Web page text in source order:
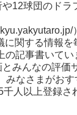
12球団のドラ
関する情報を
記事書いてい
みんなの評価
みなさまがお
人以上登録さ